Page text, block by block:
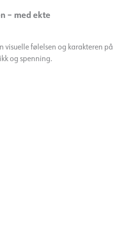
– med ekte
visuelle følelsen og karakteren på
og spenning.